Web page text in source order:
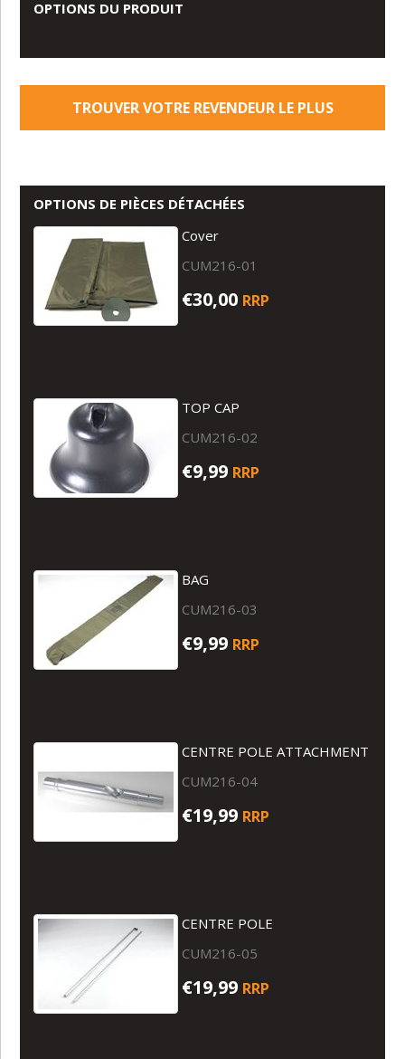
OPTIONS DU PRODUIT
TROUVER VOTRE REVENDEUR LE PLUS
OPTIONS DE PIÈCES DÉTACHÉES
Cover
CUM216-01
€30,00 RRP
TOP CAP
CUM216-02
€9,99 RRP
BAG
CUM216-03
€9,99 RRP
CENTRE POLE ATTACHMENT
CUM216-04
€19,99 RRP
CENTRE POLE
CUM216-05
€19,99 RRP